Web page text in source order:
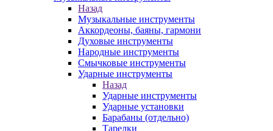
Назад
Музыкальные инструменты
Аккордеоны, баяны, гармони
Духовые инструменты
Народные инструменты
Смычковые инструменты
Ударные инструменты
Назад
Ударные инструменты
Ударные установки
Барабаны (отдельно)
Тарелки